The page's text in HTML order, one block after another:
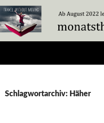
Zum
Inhalt
springen
Schlagwortarchiv: Häher